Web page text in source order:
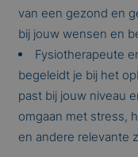
van een gezond en
bij jouw wensen en
Fysiotherapeute
begeleidt je bij het
past bij jouw niveau
omgaan met stress,
en andere relevante